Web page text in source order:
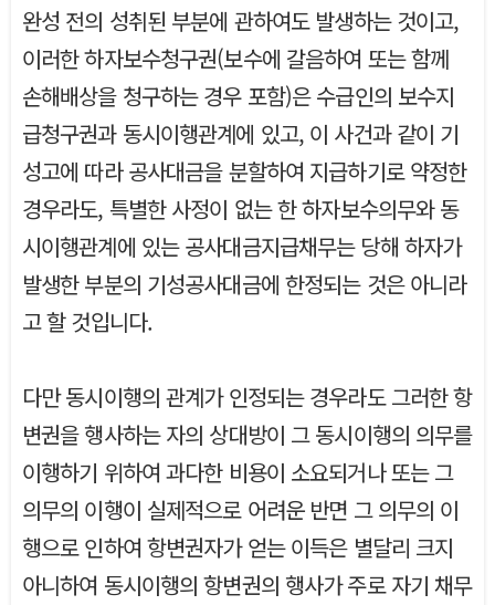
완성 전의 성취된 부분에 관하여도 발생하는 것이고,
이러한 하자보수청구권(보수에 갈음하여 또는 함께
손해배상을 청구하는 경우 포함)은 수급인의 보수지
급청구권과 동시이행관계에 있고, 이 사건과 같이 기
성고에 따라 공사대금을 분할하여 지급하기로 약정한
경우라도, 특별한 사정이 없는 한 하자보수의무와 동
시이행관계에 있는 공사대금지급채무는 당해 하자가
발생한 부분의 기성공사대금에 한정되는 것은 아니라
고 할 것입니다.
다만 동시이행의 관계가 인정되는 경우라도 그러한 항
변권을 행사하는 자의 상대방이 그 동시이행의 의무를
이행하기 위하여 과다한 비용이 소요되거나 또는 그
의무의 이행이 실제적으로 어려운 반면 그 의무의 이
행으로 인하여 항변권자가 얻는 이득은 별달리 크지
아니하여 동시이행의 항변권의 행사가 주로 자기 채무